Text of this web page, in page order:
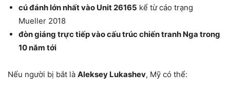
cú đánh lớn nhất vào Unit 26165 kể từ cáo trạng
Mueller 2018
đòn giáng trực tiếp vào cấu trúc chiến tranh Nga trong
10 năm tới
Nếu người bị bắt là Aleksey Lukashev, Mỹ có thể: